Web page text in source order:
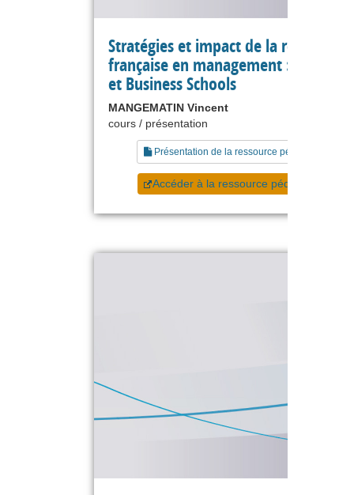
Stratégies et impact de la recherche
française en management :
et Business Schools
MANGEMATIN Vincent
cours / présentation
Présentation de la ressource pédagogique
Accéder à la ressource pédagogique